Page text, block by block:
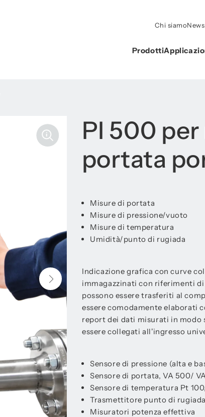
Chi siamo
Prodotti
PI 500
portata
Misure di portata
Misure di pressione/vuoto
Misure di temperatura
Umidità/punto di rugiada
Indicazione grafica con curve
immagazzinati con riferimenti
possono essere trasferiti al
essere comodamente elaborati
report dei dati misurati in modo
essere collegati all'ingresso
Sensore di pressione (alta e
Sensore di portata, VA 500/
Sensore di temperatura Pt
Trasmettitore punto di rugiada
Misuratori potenza effettiva